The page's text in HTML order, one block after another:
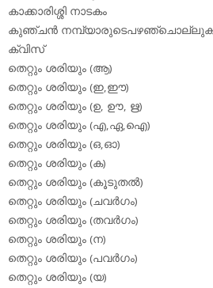
കാക്കാരിശ്ശി നാടകം
കുഞ്ചന്‍
ക്വിസ്
തെറ്റും ശരിയും (ആ)
തെറ്റും ശരിയും (ഇ,ഈ)
തെറ്റും ശരിയും (ഉ, ഊ, ഋ)
തെറ്റും ശരിയും (എ,ഏ,ഐ)
തെറ്റും ശരിയും (ഒ,ഓ)
തെറ്റും ശരിയും (ക)
തെറ്റും ശരിയും (കൂടുതല്‍)
തെറ്റും ശരിയും (ചവര്‍ഗം)
തെറ്റും ശരിയും (തവര്‍ഗം)
തെറ്റും ശരിയും (ന)
തെറ്റും ശരിയും (പവര്‍ഗം)
തെറ്റും ശരിയും (യ)